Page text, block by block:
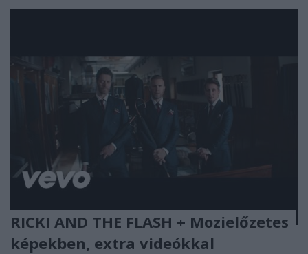
RICKI AND THE FLASH + Mozielőzetes
képekben, extra videókkal